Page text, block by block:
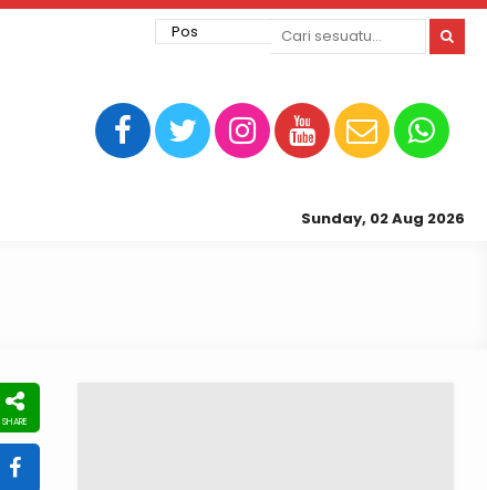
Sunday, 02 Aug 2026